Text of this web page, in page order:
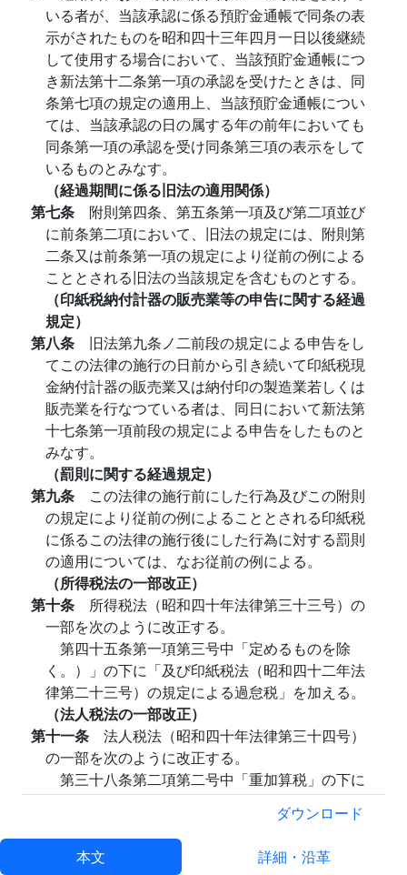
いる者が、当該承認に係る預貯金通帳で同条の表
示がされたものを昭和四十三年四月一日以後継続
して使用する場合において、当該預貯金通帳につ
き新法第十二条第一項の承認を受けたときは、同
条第七項の規定の適用上、当該預貯金通帳につい
ては、当該承認の日の属する年の前年においても
同条第一項の承認を受け同条第三項の表示をして
いるものとみなす。
（経過期間に係る旧法の適用関係）
第七条 附則第四条、第五条第一項及び第二項並び
に前条第二項において、旧法の規定には、附則第
二条又は前条第一項の規定により従前の例による
こととされる旧法の当該規定を含むものとする。
（印紙税納付計器の販売業等の申告に関する経過
規定）
第八条 旧法第九条ノ二前段の規定による申告をし
てこの法律の施行の日前から引き続いて印紙税現
金納付計器の販売業又は納付印の製造業若しくは
販売業を行なつている者は、同日において新法第
十七条第一項前段の規定による申告をしたものと
みなす。
（罰則に関する経過規定）
第九条 この法律の施行前にした行為及びこの附則
の規定により従前の例によることとされる印紙税
に係るこの法律の施行後にした行為に対する罰則
の適用については、なお従前の例による。
（所得税法の一部改正）
第十条 所得税法（昭和四十年法律第三十三号）の
一部を次のように改正する。
第四十五条第一項第三号中「定めるものを除
く。）」の下に「及び印紙税法（昭和四十二年法
律第二十三号）の規定による過怠税」を加える。
（法人税法の一部改正）
第十一条 法人税法（昭和四十年法律第三十四号）
の一部を次のように改正する。
第三十八条第二項第二号中「重加算税」の下に
「並びに印紙税法（昭和四十二年法律第二十三
号）の規定による過怠税」を加える。
（相続税法の一部改正）
第十二条相続税法（昭和二十五年法律第七十三
ダウンロード
本文 詳細・沿革